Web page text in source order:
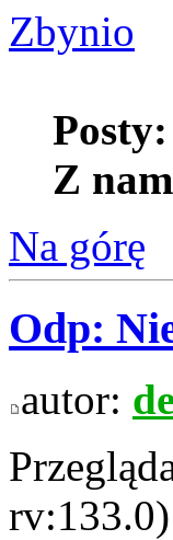
Zbynio
Posty:
Z
Na górę
Odp:
autor: